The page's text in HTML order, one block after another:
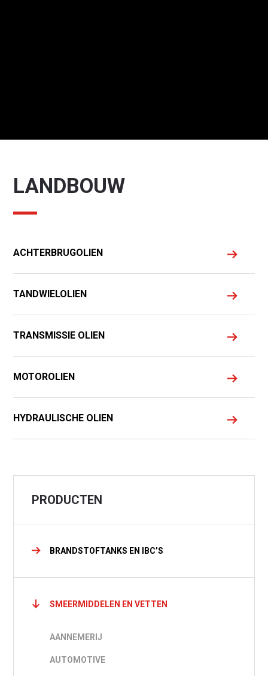
Waar ben je naar op zoek?
PRODUCTEN
BRANDSTOFTANKS EN IBC’S
SMEERMIDDELEN EN VETTEN
AANNEMERIJ
AUTOMOTIVE
LANDBOUW
ACHTERBRUGOLIEN
TANDWIELOLIEN
TRANSMISSIE OLIEN
MOTOROLIEN
HYDRAULISCHE OLIEN